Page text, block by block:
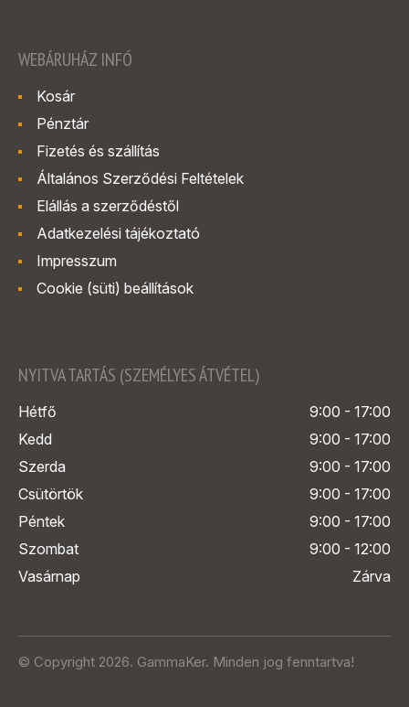
WEBÁRUHÁZ INFÓ
Kosár
Pénztár
Fizetés és szállítás
Általános Szerződési Feltételek
Elállás a szerződéstől
Adatkezelési tájékoztató
Impresszum
Cookie (süti) beállítások
NYITVA TARTÁS (SZEMÉLYES ÁTVÉTEL)
Hétfő
9:00 - 17:00
Kedd
9:00 - 17:00
Szerda
9:00 - 17:00
Csütörtök
9:00 - 17:00
Péntek
9:00 - 17:00
Szombat
9:00 - 12:00
Vasárnap
Zárva
© Copyright 2026. GammaKer. Minden jog fenntartva!